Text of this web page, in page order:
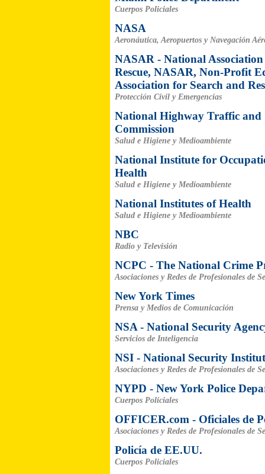
Cuerpos Policiales
NASA
Aeronáutica, Aeropuertos y Navegación
NASAR - National
Rescue, NASAR, Non-Profit
Association for Search and
Protección Civil y Emergencias
National Highway Traffic and
Commission
Salud e Higiene y Medioambiente
National Institute for
Health
Salud e Higiene y Medioambiente
National Institutes of Health
Salud e Higiene y Medioambiente
NBC
Radio y Televisión
NCPC - The National Crime
Asociaciones y Redes de Profesionales de
New York Times
Prensa y Medios de Comunicación
NSA - National Security
Servicios de Inteligencia
NSI - National Security
Asociaciones y Redes de Profesionales de
NYPD - New York Police
Cuerpos Policiales
OFFICER.com - Oficiales de
Asociaciones y Redes de Profesionales de
Policía de EE.UU.
Cuerpos Policiales